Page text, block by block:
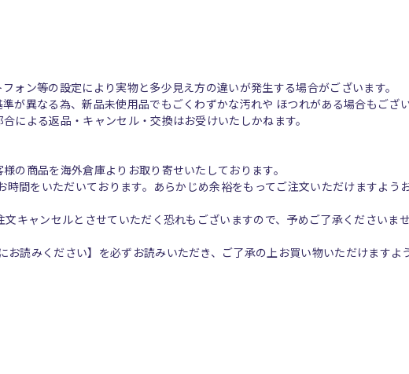
ォン等の設定により実物と多少見え方の違いが発生する場合がございます。
が異なる為、新品未使用品でもごくわずかな汚れや ほつれがある場合もござ
による返品・キャンセル・交換はお受けいたしかねます。
の商品を海外倉庫よりお取り寄せいたしております。
間をいただいております。あらかじめ余裕をもってご注文いただけますよう
キャンセルとさせていただく恐れもございますので、予めご了承くださいま
読みください】を必ずお読みいただき、ご了承の上お買い物いただけますよ